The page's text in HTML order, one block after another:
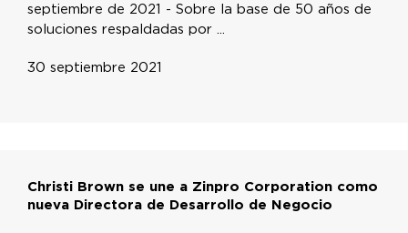
septiembre de 2021 - Sobre la base de 50 años de
soluciones respaldadas por ...
30 septiembre 2021
Christi Brown se une a Zinpro Corporation como
nueva Directora de Desarrollo de Negocio